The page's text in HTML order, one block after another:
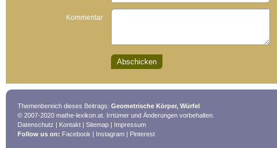
Kommentar
Themenbereich dieses Beitrags: Geometrische Körper, Würfel
© 2007-2020 mathe-lexikon.at. Irrtümer und Änderungen vorbehalten.
Datenschutz | Kontakt | Sitemap | Impressum
Follow us on: Facebook | Instagram | Pinterest